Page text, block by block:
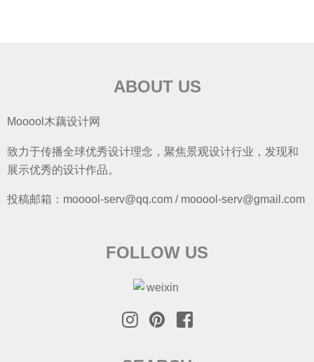
ABOUT US
Mooool木藕设计网
致力于传播全球优秀设计理念，聚焦景观设计行业，发现和
展示优秀的设计作品。
投稿邮箱：mooool-serv@qq.com / mooool-serv@gmail.com
FOLLOW US